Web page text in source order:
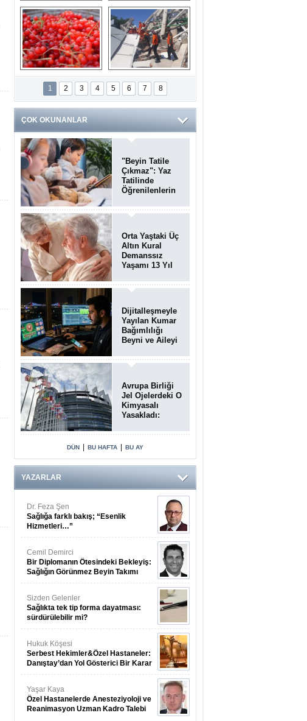
Ve burası da bir
devlet hastanesi
14 soruda
Koronavirüs
hakkında kendinizi
test edin...
Gilaburu meyvesi
kanserden koruyor
Endonezya’daki
deprem: Ölü sayısı
bin 203'e yükseldi
1 2 3 4 5 6 7 8
ÇOK OKUNANLAR
"Beyin Tatile
Çıkmaz": Yaz
Tatilinde
Öğrenilenlerin
Unutulabiliyor
Orta Yaştaki Üç
Altın Kural
Demanssız
Yaşamı 13 Yıl
Dijitalleşmeyle
Yayılan Kumar
Bağımlılığı
Beyni ve Aileyi
Uğratıyor
Avrupa Birliği
Jel Ojelerdeki O
Kimyasalı
Yasakladı:
Riski Uyarısı
DÜN BU HAFTA BU AY
YAZARLAR
Dr. Feza Şen
Sağlığa farklı bakış; “Esenlik
Hizmetleri…”
Cemil Demirci
Bir Diplomanın Ötesindeki Bekleyiş:
Sağlığın Görünmez Beyin Takımı
Sizden Gelenler
Sağlıkta tek tip forma dayatması:
sürdürülebilir mi?
Hukuk Köşesi
Serbest Hekimler&Özel Hastaneler:
Danıştay’dan Yol Gösterici Bir Karar
Yaşar Kaya
Özel Hastanelerde Anesteziyoloji ve
Reanimasyon Uzman Kadro Talebi